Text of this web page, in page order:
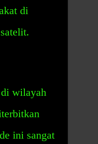
di
wilayah
ini sangat